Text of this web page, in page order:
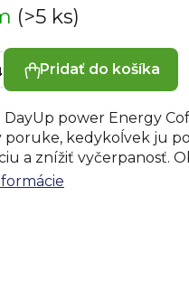
(>5 ks)
Pridať do košíka
DayUp power Energy
poruke, kedykoĺvek ju
a znížiť vyčerpanosť.
nie je vhodný pre
športovcov, študentov
z bieleho hrozna 20 %,